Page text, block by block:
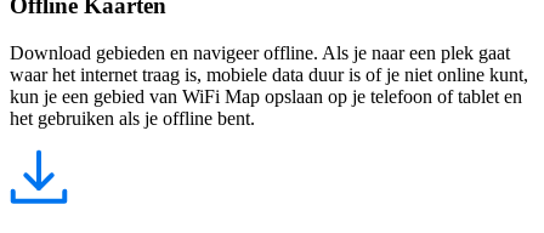
Offline Kaarten
Download gebieden en navigeer offline. Als je naar een plek gaat
waar het internet traag is, mobiele data duur is of je niet online kunt,
kun je een gebied van WiFi Map opslaan op je telefoon of tablet en
het gebruiken als je offline bent.